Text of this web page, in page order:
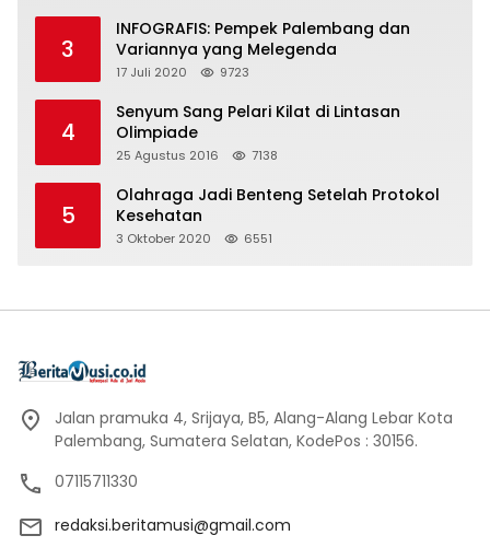
3
INFOGRAFIS: Pempek Palembang dan
Variannya yang Melegenda
17 Juli 2020 9723
4
Senyum Sang Pelari Kilat di Lintasan
Olimpiade
25 Agustus 2016 7138
5
Olahraga Jadi Benteng Setelah Protokol
Kesehatan
3 Oktober 2020 6551
Jalan pramuka 4, Srijaya, B5, Alang-Alang Lebar Kota
Palembang, Sumatera Selatan, KodePos : 30156.
07115711330
redaksi.beritamusi@gmail.com